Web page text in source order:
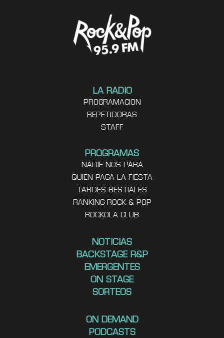
LA RADIO
PROGRAMACION
REPETIDORAS
STAFF
PROGRAMAS
NADIE NOS PARA
QUIEN PAGA LA FIESTA
TARDES BESTIALES
RANKING ROCK & POP
ROCKOLA CLUB
NOTICIAS
BACKSTAGE R&P
EMERGENTES
ON STAGE
SORTEOS
ON DEMAND
PODCASTS